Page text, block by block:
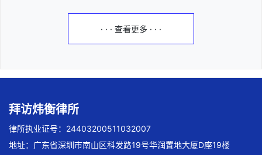
· · · 查看更多 · · ·
拜访炜衡律所
律所执业证号：24403200511032007
地址：广东省深圳市南山区科发路19号华润置地大厦D座19楼